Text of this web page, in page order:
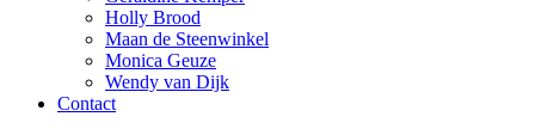
Holly Brood
Maan de Steenwinkel
Monica Geuze
Wendy van Dijk
Contact